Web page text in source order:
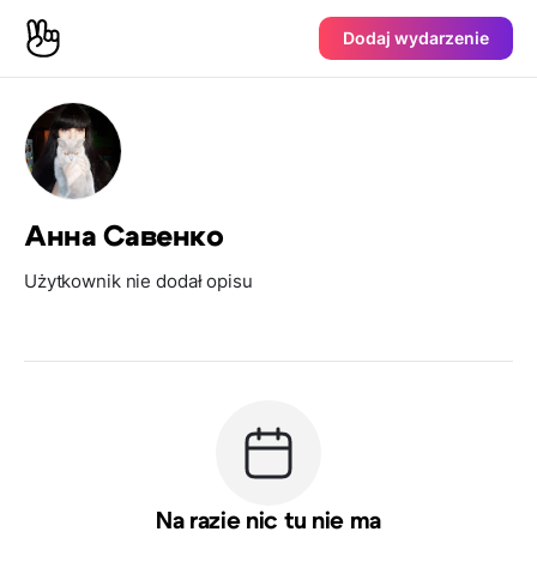
Dodaj wydarzenie
Анна Савенко
Użytkownik nie dodał opisu
Na razie nic tu nie ma